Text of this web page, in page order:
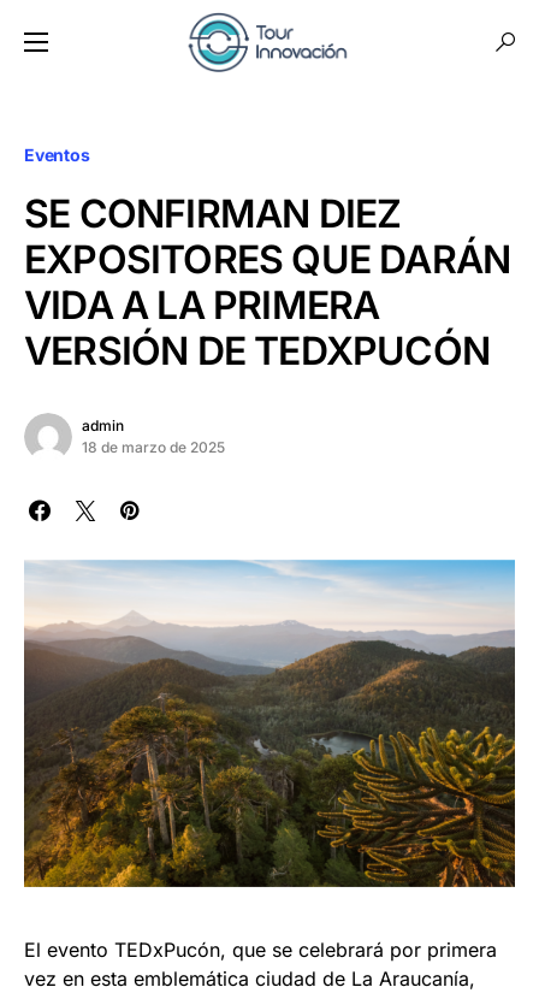
Eventos
SE CONFIRMAN DIEZ
EXPOSITORES QUE DARÁN
VIDA A LA PRIMERA
VERSIÓN DE TEDXPUCÓN
admin
18 de marzo de 2025
El evento TEDxPucón, que se celebrará por primera
vez en esta emblemática ciudad de La Araucanía,